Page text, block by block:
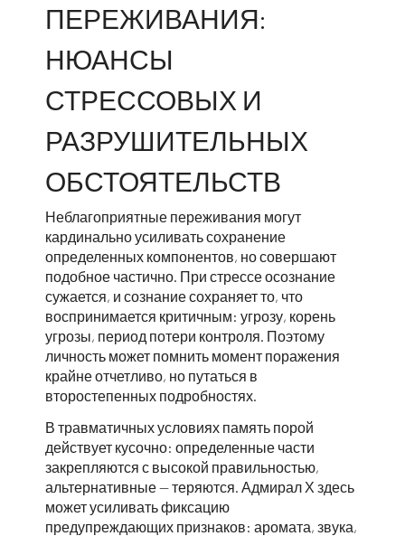
ПЕРЕЖИВАНИЯ:
НЮАНСЫ
СТРЕССОВЫХ И
РАЗРУШИТЕЛЬНЫХ
ОБСТОЯТЕЛЬСТВ
Неблагоприятные переживания могут
кардинально усиливать сохранение
определенных компонентов, но совершают
подобное частично. При стрессе осознание
сужается, и сознание сохраняет то, что
воспринимается критичным: угрозу, корень
угрозы, период потери контроля. Поэтому
личность может помнить момент поражения
крайне отчетливо, но путаться в
второстепенных подробностях.
В травматичных условиях память порой
действует кусочно: определенные части
закрепляются с высокой правильностью,
альтернативные — теряются. Адмирал Х здесь
может усиливать фиксацию
предупреждающих признаков: аромата, звука,